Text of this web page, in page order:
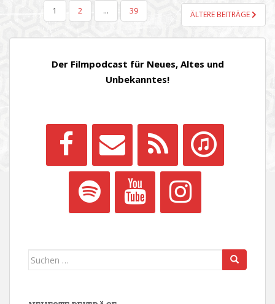
SEITENNUMMERIERUNG
BEITRÄGE
1 2 … 39 ÄLTERE BEITRÄGE
Der Filmpodcast für Neues, Altes und
Unbekanntes!
Suchen